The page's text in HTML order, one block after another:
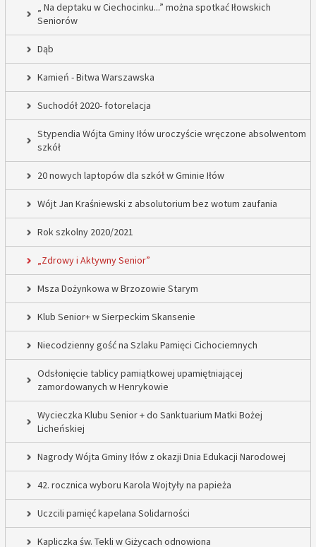
„ Na deptaku w Ciechocinku...” można spotkać Iłowskich
Seniorów
Dąb
Kamień - Bitwa Warszawska
Suchodół 2020- fotorelacja
Stypendia Wójta Gminy Iłów uroczyście wręczone absolwentom
szkół
20 nowych laptopów dla szkół w Gminie Iłów
Wójt Jan Kraśniewski z absolutorium bez wotum zaufania
Rok szkolny 2020/2021
„Zdrowy i Aktywny Senior”
Msza Dożynkowa w Brzozowie Starym
Klub Senior+ w Sierpeckim Skansenie
Niecodzienny gość na Szlaku Pamięci Cichociemnych
Odsłonięcie tablicy pamiątkowej upamiętniającej
zamordowanych w Henrykowie
Wycieczka Klubu Senior + do Sanktuarium Matki Bożej
Licheńskiej
Nagrody Wójta Gminy Iłów z okazji Dnia Edukacji Narodowej
42. rocznica wyboru Karola Wojtyły na papieża
Uczcili pamięć kapelana Solidarności
Kapliczka św. Tekli w Giżycach odnowiona